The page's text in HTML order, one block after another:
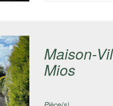
Maison-
Mios